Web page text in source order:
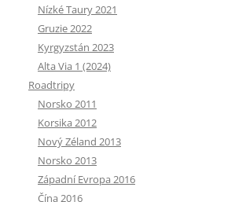
Nízké Taury 2021
Gruzie 2022
Kyrgyzstán 2023
Alta Via 1 (2024)
Roadtripy
Norsko 2011
Korsika 2012
Nový Zéland 2013
Norsko 2013
Západní Evropa 2016
Čína 2016